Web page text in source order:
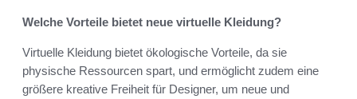
Welche Vorteile bietet neue virtuelle Kleidung?
Virtuelle Kleidung bietet ökologische Vorteile, da sie
physische Ressourcen spart, und ermöglicht zudem eine
größere kreative Freiheit für Designer, um neue und